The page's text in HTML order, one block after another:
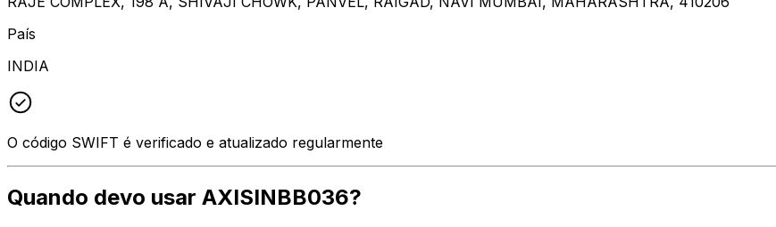
País
INDIA
O código SWIFT é verificado e atualizado regularmente
Quando devo usar AXISINBB036?